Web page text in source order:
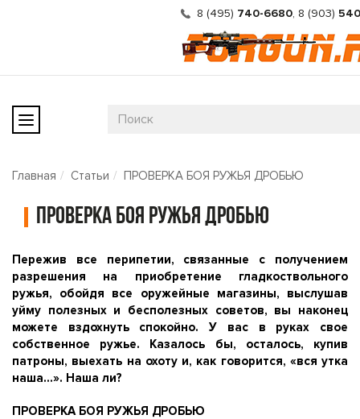
8 (495) 740-6680, 8 (903)
Главная Статьи ПРОВЕРКА БОЯ РУЖЬЯ ДРОБЬЮ
ПРОВЕРКА БОЯ РУЖЬЯ ДРОБЬЮ
Пережив все перипетии, связанные с получением
разрешения на приобретение гладкоствольного
ружья, обойдя все оружейные магазины, выслушав
уйму полезных и бесполезных советов, вы наконец
можете вздохнуть спокойно. У вас в руках свое
собственное ружье. Казалось бы, осталось, купив
патроны, выехать на охоту и, как говорится, «вся утка
наша...». Наша ли?
ПРОВЕРКА БОЯ РУЖЬЯ ДРОБЬЮ